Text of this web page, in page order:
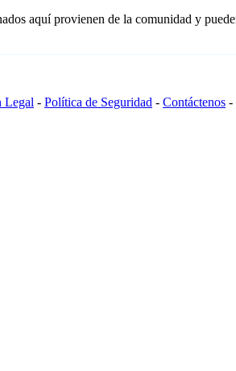
aquí provienen de la comunidad y
Legal - Política de Seguridad - Contáctenos -